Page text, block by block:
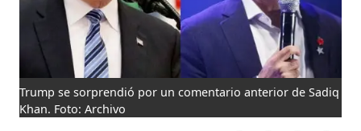
Trump se sorprendió por un comentario anterior de Sadiq
Khan. Foto: Archivo